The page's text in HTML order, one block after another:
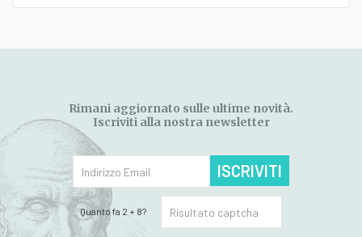
Rimani aggiornato sulle ultime novità.
Iscriviti alla nostra newsletter
ISCRIVITI
Quanto fa 2 + 8?